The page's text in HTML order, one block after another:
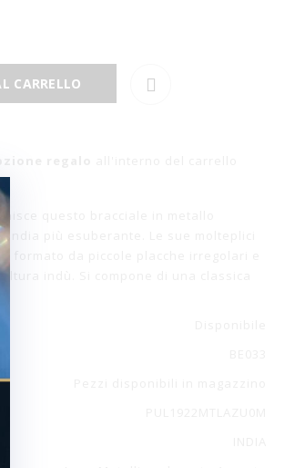
CARRELLO
regalo
questo bracciale in metallo
più esuberante. Le sue molteplici
formato da piccole placche irregolari e
indù. Si compone di una classica